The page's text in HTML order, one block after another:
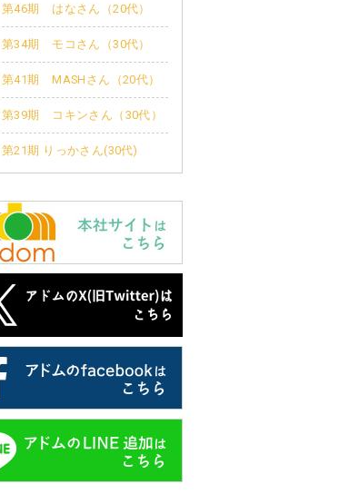
第46期 はなさん（20代）
第34期 モコさん（30代）
第41期 MASHさん（20代）
第39期 コキンさん（30代）
第21期 りっかさん(30代)